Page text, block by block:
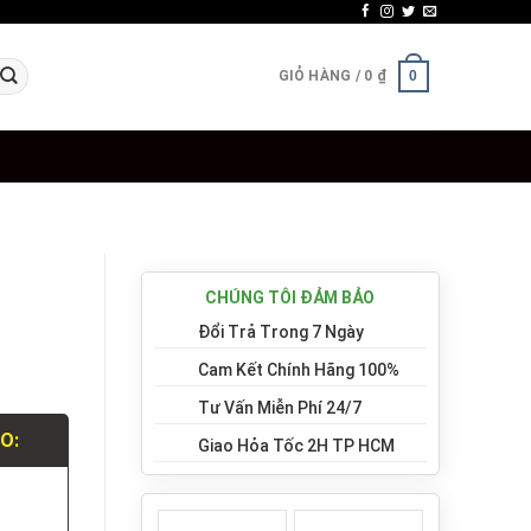
GIỎ HÀNG / 0 ₫ 0
CHÚNG TÔI ĐẢM BẢO
Đổi Trả Trong 7 Ngày
Cam Kết Chính Hãng 100%
Tư Vấn Miễn Phí 24/7
Giao Hỏa Tốc 2H TP HCM